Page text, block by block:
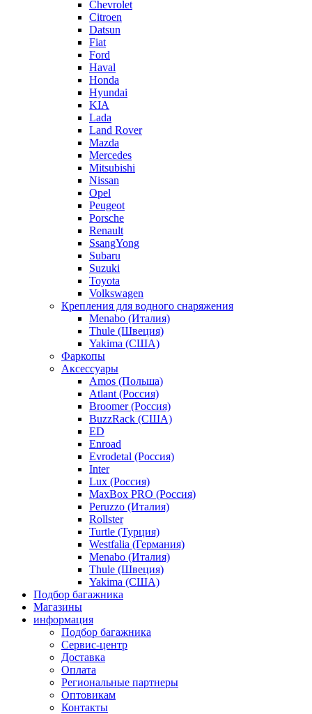
Chevrolet
Citroen
Datsun
Fiat
Ford
Haval
Honda
Hyundai
KIA
Lada
Land Rover
Mazda
Mercedes
Mitsubishi
Nissan
Opel
Peugeot
Porsche
Renault
SsangYong
Subaru
Suzuki
Toyota
Volkswagen
Крепления для водного снаряжения
Menabo (Италия)
Thule (Швеция)
Yakima (США)
Фаркопы
Аксессуары
Amos (Польша)
Atlant (Россия)
Broomer (Россия)
BuzzRack (США)
ED
Enroad
Evrodetal (Россия)
Inter
Lux (Россия)
MaxBox PRO (Россия)
Peruzzo (Италия)
Rollster
Turtle (Турция)
Westfalia (Германия)
Menabo (Италия)
Thule (Швеция)
Yakima (США)
Подбор багажника
Магазины
информация
Подбор багажника
Сервис-центр
Доставка
Оплата
Региональные партнеры
Оптовикам
Контакты